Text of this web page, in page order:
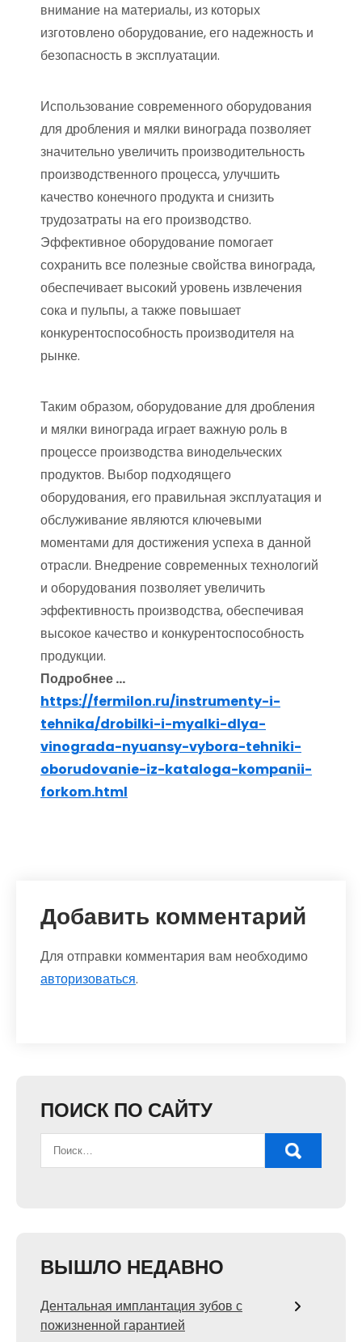
внимание на материалы, из которых
изготовлено оборудование, его надежность и
безопасность в эксплуатации.
Использование современного оборудования
для дробления и мялки винограда позволяет
значительно увеличить производительность
производственного процесса, улучшить
качество конечного продукта и снизить
трудозатраты на его производство.
Эффективное оборудование помогает
сохранить все полезные свойства винограда,
обеспечивает высокий уровень извлечения
сока и пульпы, а также повышает
конкурентоспособность производителя на
рынке.
Таким образом, оборудование для дробления
и мялки винограда играет важную роль в
процессе производства винодельческих
продуктов. Выбор подходящего
оборудования, его правильная эксплуатация и
обслуживание являются ключевыми
моментами для достижения успеха в данной
отрасли. Внедрение современных технологий
и оборудования позволяет увеличить
эффективность производства, обеспечивая
высокое качество и конкурентоспособность
продукции.
Подробнее …
https://fermilon.ru/instrumenty-i-
tehnika/drobilki-i-myalki-dlya-
vinograda-nyuansy-vybora-tehniki-
oborudovanie-iz-kataloga-kompanii-
forkom.html
Добавить комментарий
Для отправки комментария вам необходимо
авторизоваться.
ПОИСК ПО САЙТУ
ВЫШЛО НЕДАВНО
Дентальная имплантация зубов с
пожизненной гарантией